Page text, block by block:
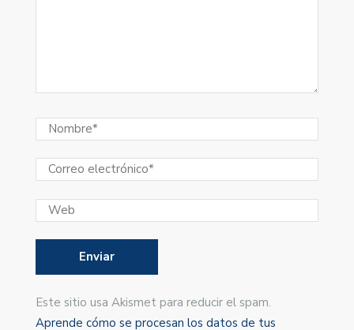
Este sitio usa Akismet para reducir el spam.
Aprende cómo se procesan los datos de tus